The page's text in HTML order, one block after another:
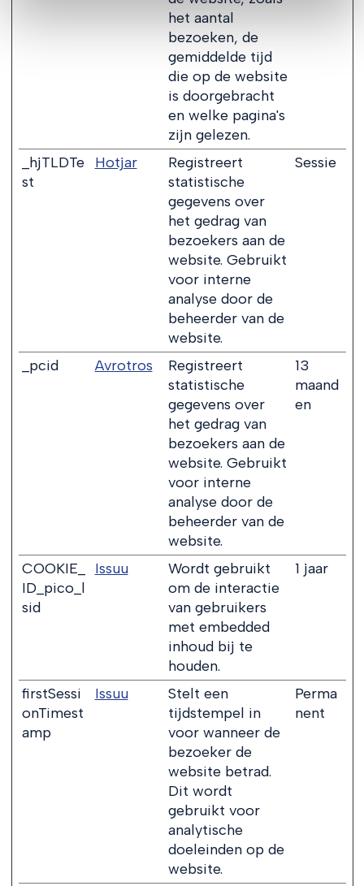
het aantal
bezoeken, de
gemiddelde tijd
die op de website
is doorgebracht
en welke pagina's
zijn gelezen.
_hjTLDTe
st
Hotjar
Registreert
statistische
gegevens over
het gedrag van
bezoekers aan de
website. Gebruikt
voor interne
analyse door de
beheerder van de
website.
Sessie
_pcid Avrotros
Registreert
statistische
gegevens over
het gedrag van
bezoekers aan de
website. Gebruikt
voor interne
analyse door de
beheerder van de
website.
13
maand
en
COOKIE_
ID_pico_l
sid
Issuu
Wordt gebruikt
om de interactie
van gebruikers
met embedded
inhoud bij te
houden.
1 jaar
firstSessi
onTimest
amp
Issuu
Stelt een
tijdstempel in
voor wanneer de
bezoeker de
website betrad.
Dit wordt
gebruikt voor
analytische
doeleinden op de
website.
Perma
nent